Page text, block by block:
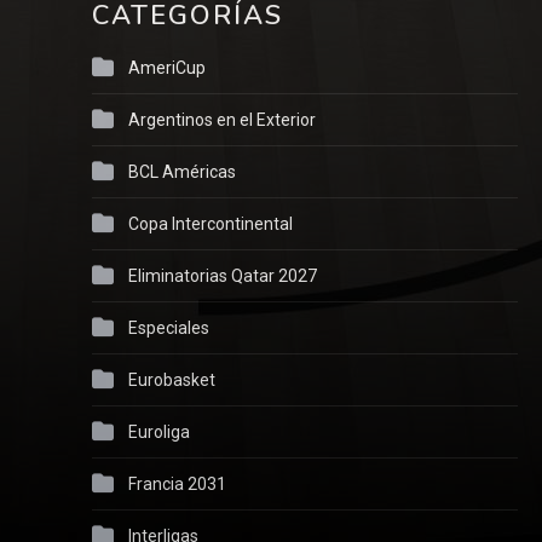
CATEGORÍAS
AmeriCup
Argentinos en el Exterior
BCL Américas
Copa Intercontinental
Eliminatorias Qatar 2027
Especiales
Eurobasket
Euroliga
Francia 2031
Interligas